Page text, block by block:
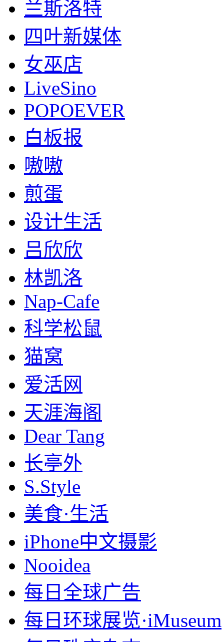
兰斯洛特
四叶新媒体
女巫店
LiveSino
POPOEVER
白板报
嗷嗷
煎蛋
设计生活
吕欣欣
林凯洛
Nap-Cafe
科学松鼠
猫窝
爱活网
天涯海阁
Dear Tang
长亭外
S.Style
美食·生活
iPhone中文摄影
Nooidea
每日全球广告
每日环球展览·iMuseum